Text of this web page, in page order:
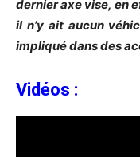
dernier axe vise, en
il n’y ait aucun
impliqué dans des
Vidéos :